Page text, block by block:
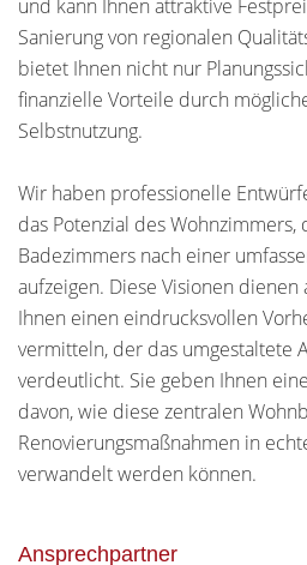
und kann Ihnen attraktive
Sanierung von regionalen
bietet Ihnen nicht nur
finanzielle Vorteile durch
Selbstnutzung.
Wir haben professionelle
das Potenzial des
Badezimmers nach einer
aufzeigen. Diese Visionen
Ihnen einen eindrucksvollen
vermitteln, der das umgestaltete
verdeutlicht. Sie geben Ihnen
davon, wie diese zentralen
Renovierungsmaßnahmen in
verwandelt werden können.
Ansprechpartner